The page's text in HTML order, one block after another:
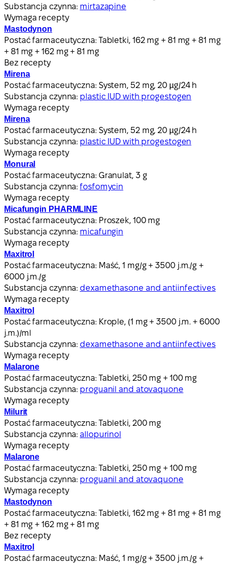
Substancja czynna: mirtazapine
Wymaga recepty
Mastodynon
Postać farmaceutyczna: Tabletki, 162 mg + 81 mg + 81 mg
+ 81 mg + 162 mg + 81 mg
Bez recepty
Mirena
Postać farmaceutyczna: System, 52 mg, 20 µg/24 h
Substancja czynna: plastic IUD with progestogen
Wymaga recepty
Mirena
Postać farmaceutyczna: System, 52 mg, 20 µg/24 h
Substancja czynna: plastic IUD with progestogen
Wymaga recepty
Monural
Postać farmaceutyczna: Granulat, 3 g
Substancja czynna:fosfomycin
Wymaga recepty
Micafungin PHARMLINE
Postać farmaceutyczna: Proszek, 100 mg
Substancja czynna: micafungin
Wymaga recepty
Maxitrol
Postać farmaceutyczna: Maść, 1 mg/g + 3500 j.m./g +
6000 j.m./g
Substancja czynna: dexamethasone and antiinfectives
Wymaga recepty
Maxitrol
Postać farmaceutyczna: Krople, (1 mg + 3500 j.m. + 6000
j.m.)/ml
Substancja czynna: dexamethasone and antiinfectives
Wymaga recepty
Malarone
Postać farmaceutyczna: Tabletki, 250 mg + 100 mg
Substancja czynna: proguanil and atovaquone
Wymaga recepty
Milurit
Postać farmaceutyczna: Tabletki, 200 mg
Substancja czynna:allopurinol
Wymaga recepty
Malarone
Postać farmaceutyczna: Tabletki, 250 mg + 100 mg
Substancja czynna: proguanil and atovaquone
Wymaga recepty
Mastodynon
Postać farmaceutyczna: Tabletki, 162 mg + 81 mg + 81 mg
+ 81 mg + 162 mg + 81 mg
Bez recepty
Maxitrol
Postać farmaceutyczna: Maść, 1 mg/g + 3500 j.m./g +